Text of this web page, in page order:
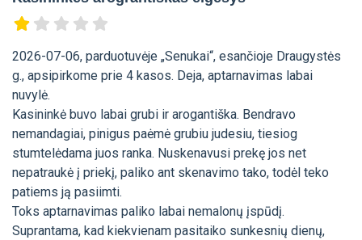
2026-07-06, parduotuvėje „Senukai“, esančioje Draugystės
g., apsipirkome prie 4 kasos. Deja, aptarnavimas labai
nuvylė.
Kasininkė buvo labai grubi ir arogantiška. Bendravo
nemandagiai, pinigus paėmė grubiu judesiu, tiesiog
stumtelėdama juos ranka. Nuskenavusi prekę jos net
nepatraukė į priekį, paliko ant skenavimo tako, todėl teko
patiems ją pasiimti.
Toks aptarnavimas paliko labai nemalonų įspūdį.
Suprantama, kad kiekvienam pasitaiko sunkesnių dienų,